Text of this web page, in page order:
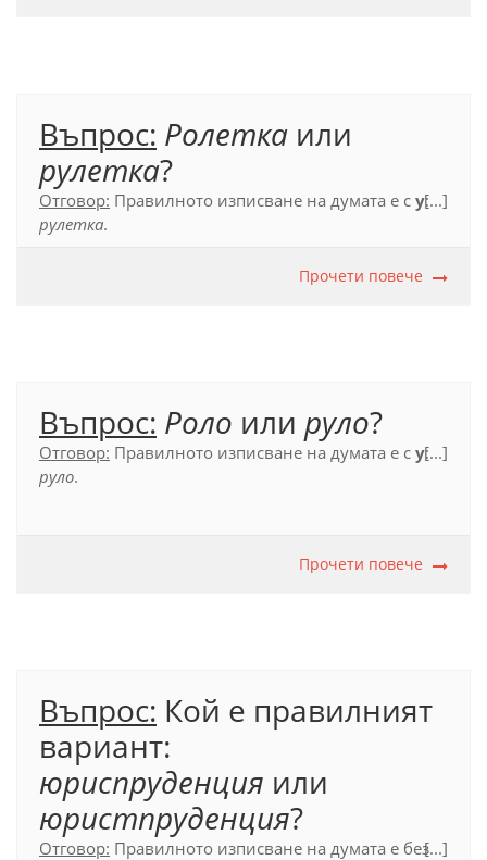
Въпрос: Ролетка или
рулетка?
Отговор: Правилното изписване на думата е с у:
рулетка.
Официален правописен речник (2012), с. 561
[...]
Прочети повече
Въпрос: Роло или руло?
Отговор: Правилното изписване на думата е с у:
руло.
[...]
Прочети повече
Въпрос: Кой е правилният
вариант:
юриспруденция или
юристпруденция?
Отговор: Правилното изписване на думата е без[...]